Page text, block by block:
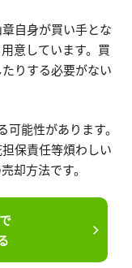
自身が買い手とな
意しています。買
りする必要がない
能性があります。
保責任等煩わしい
却方法です。